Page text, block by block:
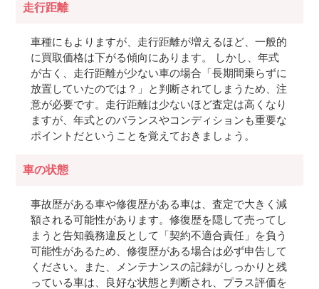
走行距離
車種にもよりますが、走行距離が増えるほど、一般的
に買取価格は下がる傾向にあります。 しかし、年式
が古く、走行距離が少ない車の場合「長期間乗らずに
放置していたのでは？」と判断されてしまうため、注
意が必要です。走行距離は少ないほど査定は高くなり
ますが、年式とのバランスやコンディションも重要な
ポイントだということを覚えておきましょう。
車の状態
事故歴がある車や修復歴がある車は、査定で大きく減
額される可能性があります。修復歴を隠して売ってし
まうと告知義務違反として「契約不適合責任」を負う
可能性があるため、修復歴がある場合は必ず申告して
ください。また、メンテナンスの記録がしっかりと残
っている車は、良好な状態と判断され、プラス評価を